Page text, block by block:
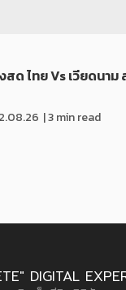
ด ไทย Vs เวียดนาม
| 3 min read
DIGITAL